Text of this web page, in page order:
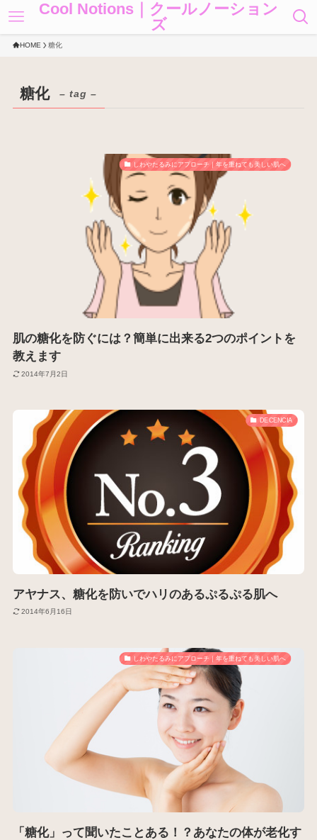
Cool Notions｜クールノーション
ズ
HOME 糖化
糖化 – tag –
しわやたるみにアプローチ｜年を重ねても美しい肌へ
肌の糖化を防ぐには？簡単に出来る2つのポイントを
教えます
2014年7月2日
DECENCIA
アヤナス、糖化を防いでハリのあるぷるぷる肌へ
2014年6月16日
しわやたるみにアプローチ｜年を重ねても美しい肌へ
「糖化」って聞いたことある！？あなたの体が老化す